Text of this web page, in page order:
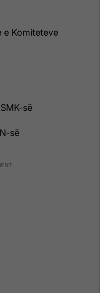
e Komiteteve
së
së